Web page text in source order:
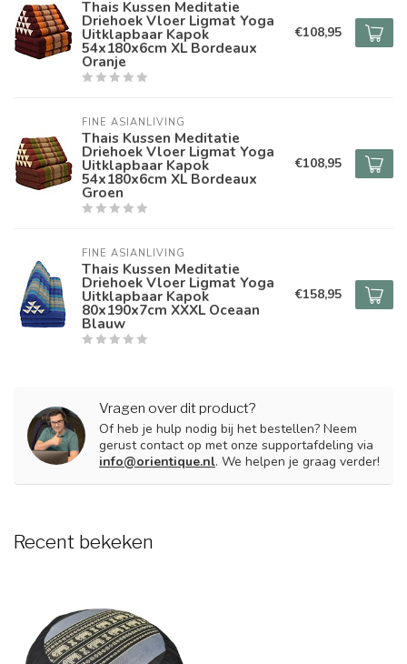
Thais Kussen Meditatie
Driehoek Vloer Ligmat Yoga
Uitklapbaar Kapok
54x180x6cm XL Bordeaux
Oranje
€108,95
FINE ASIANLIVING
Thais Kussen Meditatie
Driehoek Vloer Ligmat Yoga
Uitklapbaar Kapok
54x180x6cm XL Bordeaux
Groen
€108,95
FINE ASIANLIVING
Thais Kussen Meditatie
Driehoek Vloer Ligmat Yoga
Uitklapbaar Kapok
80x190x7cm XXXL Oceaan
Blauw
€158,95
Vragen over dit product?
Of heb je hulp nodig bij het bestellen? Neem
gerust contact op met onze supportafdeling via
info@orientique.nl. We helpen je graag verder!
Recent bekeken